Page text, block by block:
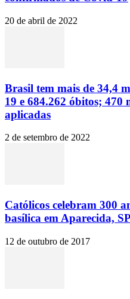
20 de abril de 2022
Brasil tem mais de 34,4
19 e 684.262 óbitos; 470
aplicadas
2 de setembro de 2022
Católicos celebram 300
basílica em Aparecida, SP
12 de outubro de 2017